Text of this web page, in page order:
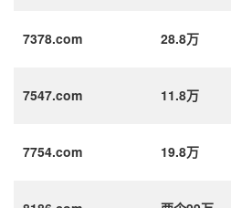
7378.com 28.8万
7547.com 11.8万
7754.com 19.8万